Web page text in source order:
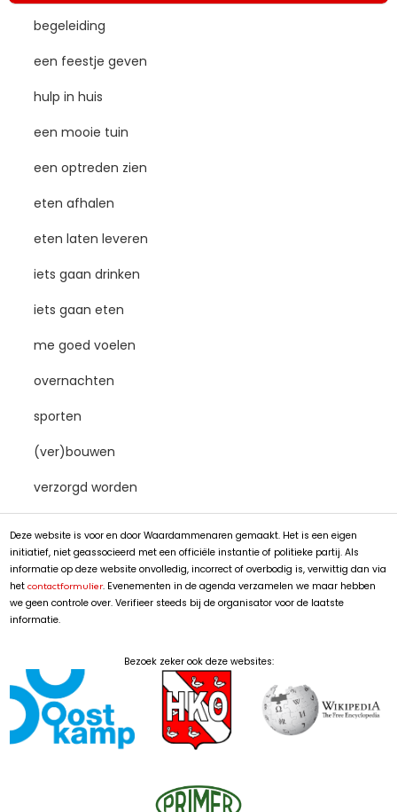
begeleiding
een feestje geven
hulp in huis
een mooie tuin
een optreden zien
eten afhalen
eten laten leveren
iets gaan drinken
iets gaan eten
me goed voelen
overnachten
sporten
(ver)bouwen
verzorgd worden
Deze website is voor en door Waardammenaren gemaakt. Het is een eigen
initiatief, niet geassocieerd met een officiële instantie of politieke partij. Als
informatie op deze website onvolledig, incorrect of overbodig is, verwittig dan via
het contactformulier. Evenementen in de agenda verzamelen we maar hebben
we geen controle over. Verifieer steeds bij de organisator voor de laatste
informatie.
Bezoek zeker ook deze websites: